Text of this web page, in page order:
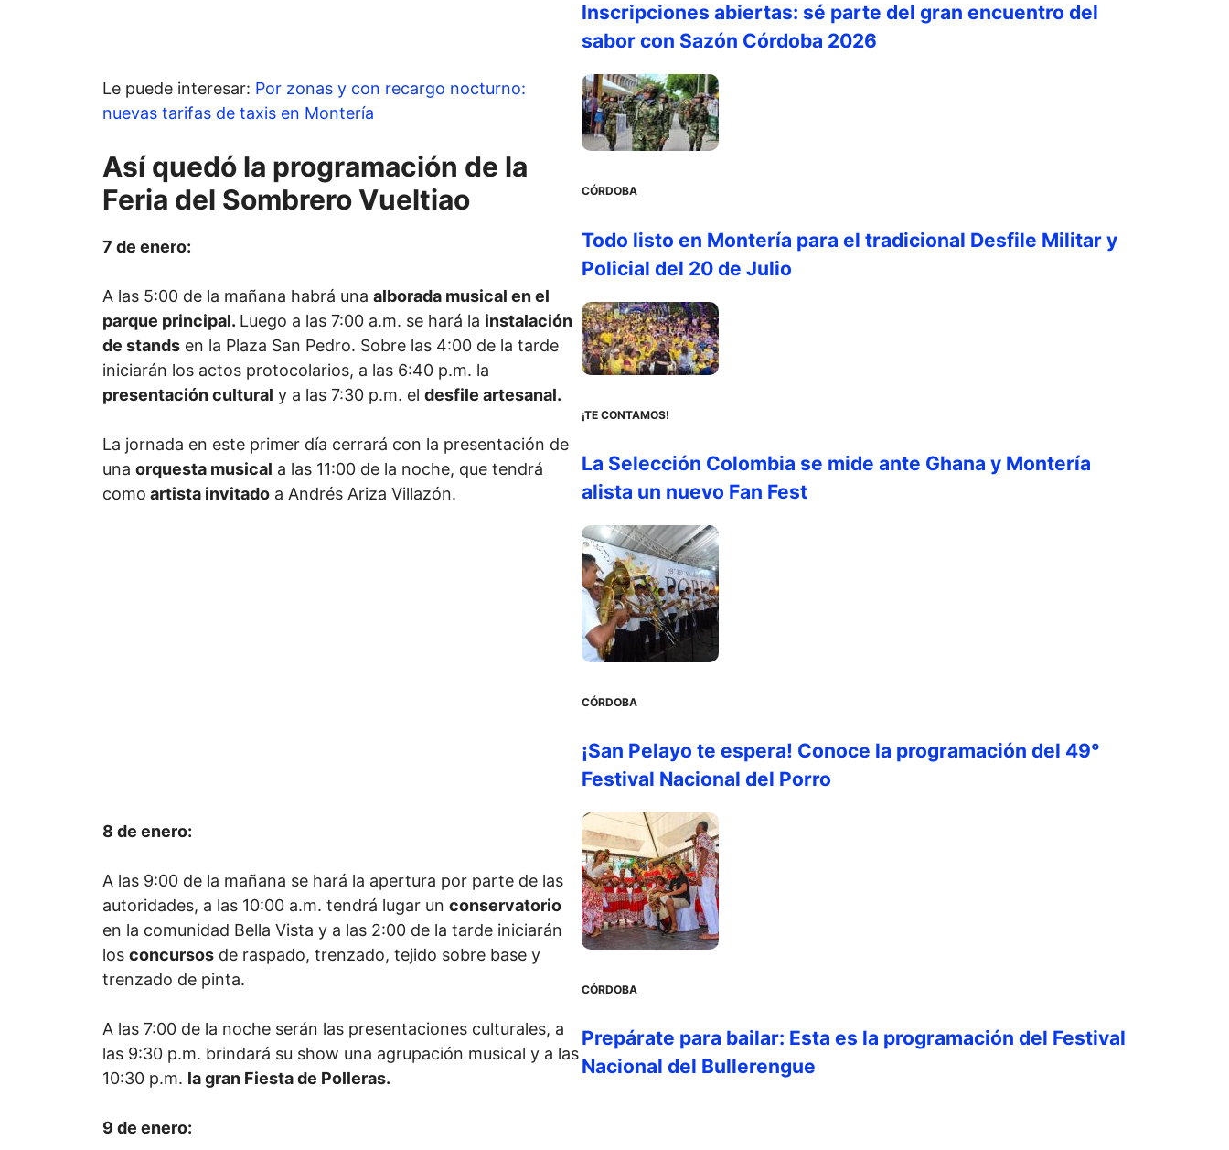
Le puede interesar: Por zonas y con recargo nocturno:
nuevas tarifas de taxis en Montería
Así quedó la programación de la
Feria del Sombrero Vueltiao
7 de enero:
A las 5:00 de la mañana habrá una alborada musical en el
parque principal. Luego a las 7:00 a.m. se hará la instalación
de stands en la Plaza San Pedro. Sobre las 4:00 de la tarde
iniciarán los actos protocolarios, a las 6:40 p.m. la
presentación cultural y a las 7:30 p.m. el desfile artesanal.
La jornada en este primer día cerrará con la presentación de
una orquesta musical a las 11:00 de la noche, que tendrá
como artista invitado a Andrés Ariza Villazón.
8 de enero:
A las 9:00 de la mañana se hará la apertura por parte de las
autoridades, a las 10:00 a.m. tendrá lugar un conservatorio
en la comunidad Bella Vista y a las 2:00 de la tarde iniciarán
los concursos de raspado, trenzado, tejido sobre base y
trenzado de pinta.
A las 7:00 de la noche serán las presentaciones culturales, a
las 9:30 p.m. brindará su show una agrupación musical y a las
10:30 p.m. la gran Fiesta de Polleras.
9 de enero:
Inscripciones abiertas: sé parte del gran encuentro del
sabor con Sazón Córdoba 2026
CÓRDOBA
Todo listo en Montería para el tradicional Desfile Militar y
Policial del 20 de Julio
¡TE CONTAMOS!
La Selección Colombia se mide ante Ghana y Montería
alista un nuevo Fan Fest
CÓRDOBA
¡San Pelayo te espera! Conoce la programación del 49°
Festival Nacional del Porro
CÓRDOBA
Prepárate para bailar: Esta es la programación del Festival
Nacional del Bullerengue